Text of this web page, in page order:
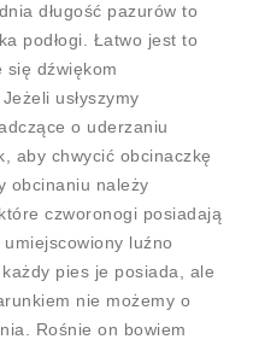
długość pazurów to
podłogi. Łatwo jest to
się dźwiękom
usłyszymy
o uderzaniu
aby chwycić obcinaczkę
obcinaniu należy
czworonogi posiadają
luźno
pies je posiada, ale
nie możemy o
Rośnie on bowiem